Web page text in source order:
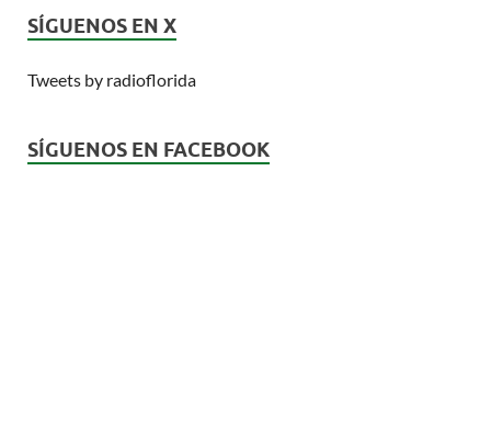
SÍGUENOS EN X
Tweets by radioflorida
SÍGUENOS EN FACEBOOK